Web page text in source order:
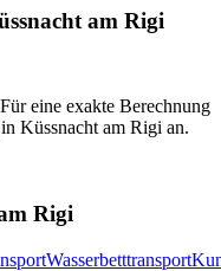
am Rigi
eine exakte Berechnung
Küssnacht am Rigi an.
Rigi
Wasserbetttransport